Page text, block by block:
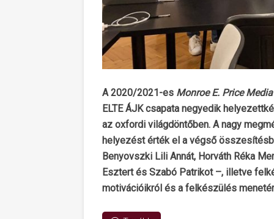
A 2020/2021-es Monroe E. Price
ELTE ÁJK csapata negyedik
az oxfordi világdöntőben. A nagy
helyezést érték el a végső
Benyovszki Lili Annát, Horváth Réka
Esztert és Szabó Patrikot –, illetve
motivációikról és a felkészülés